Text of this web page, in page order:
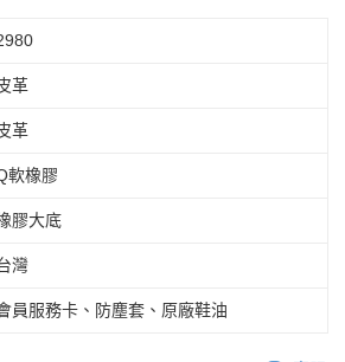
革
革
軟橡膠
膠大底
灣
員服務卡、防塵套、原廠鞋油